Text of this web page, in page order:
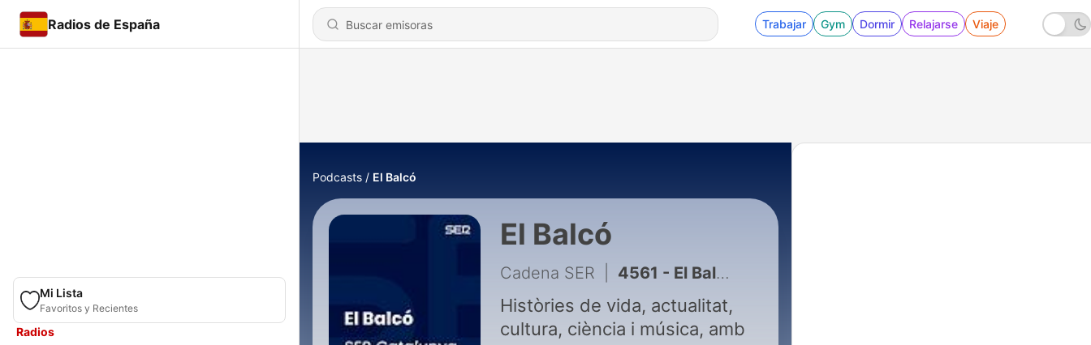
Radios de España Trabajar Gym Dormir Relajarse Viaje
Mi Lista
Favoritos y Recientes
Radios
Podcasts El Balcó
El Balcó
Cadena SER 4561 - El Balcó d'Estiu (06/08/2026)
Històries de vida, actualitat,
cultura, ciència i música, amb